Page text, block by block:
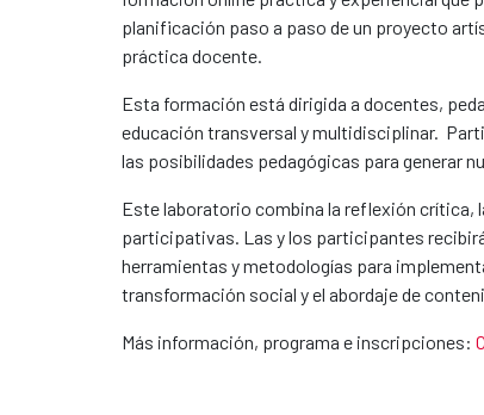
planificación paso a paso de un proyecto
práctica docente.
Esta formación está dirigida a docentes,
educación transversal y multidisciplinar.
las posibilidades pedagógicas para generar
Este laboratorio combina la reflexión crítica,
participativas. Las y los participantes
herramientas y metodologías para
transformación social y el abordaje de
Más información, programa e inscripciones: